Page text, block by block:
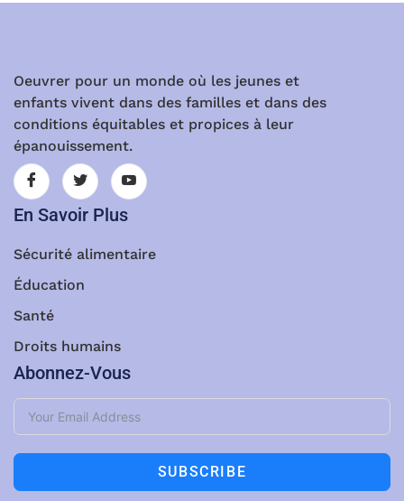
Oeuvrer pour un monde où les jeunes et
enfants vivent dans des familles et dans des
conditions équitables et propices à leur
épanouissement.
En Savoir Plus
Sécurité alimentaire
Éducation
Santé
Droits humains
Abonnez-Vous
SUBSCRIBE